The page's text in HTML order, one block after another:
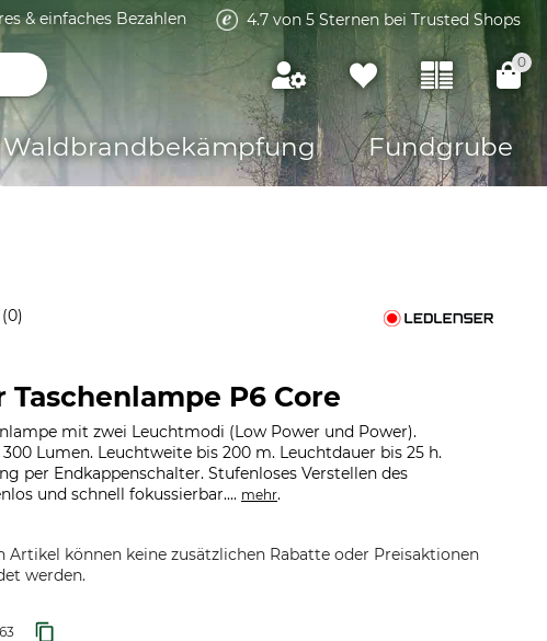
& einfaches Bezahlen 4.7 von 5 Sternen bei Trusted Shops
0
Waldbrandbekämpfung Fundgrube
0
Taschenlampe P6 Core
mit zwei Leuchtmodi (Low Power und Power).
Lumen. Leuchtweite bis 200 m. Leuchtdauer bis 25 h.
per Endkappenschalter. Stufenloses Verstellen des
und schnell fokussierbar.... mehr.
Artikel können keine zusätzlichen Rabatte oder Preisaktionen
werden.